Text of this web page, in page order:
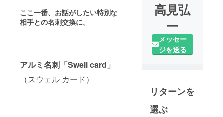
ここ一番、お話がしたい特別な
相手との名刺交換に。
アルミ名刺「Swell card」
（スウェル カード）
高見弘
一
メッセー
ジを送る
リターンを
選ぶ